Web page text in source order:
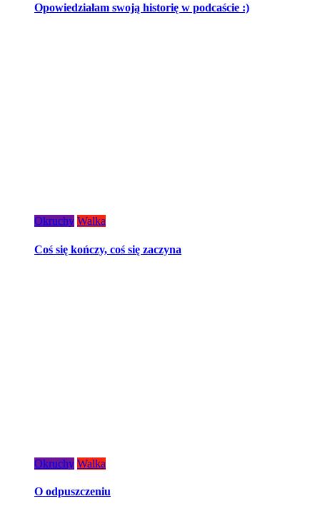
Opowiedziałam swoją historię w podcaście :)
Okruchy Walka
Coś się kończy, coś się zaczyna
Okruchy Walka
O odpuszczeniu